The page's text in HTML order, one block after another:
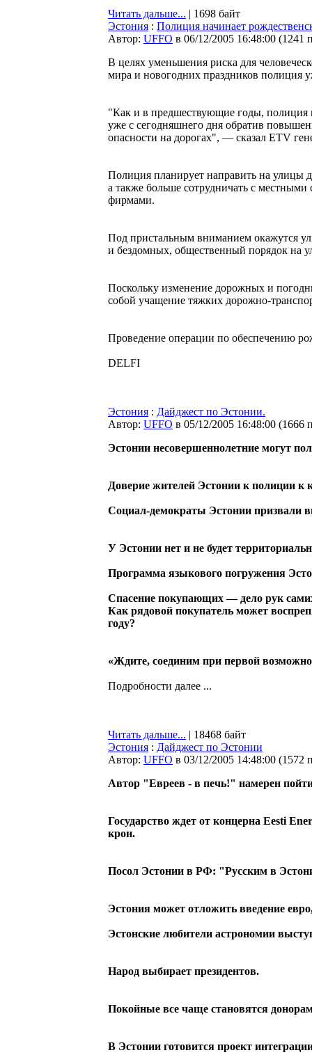
Читать дальше... | 1698 байт
Эстония : Полиция начинает
Автор: UFFO в 06/12/2005 16:48:00 (1241
В целях уменьшения риска для
мира и новогодних праздников полиция
"Как и в предшествующие годы, полиция
уже с сегодняшнего дня обратив
опасности на дорогах", — сказал ETV
Полиция планирует направить на улицы
а также больше сотрудничать с
фирмами.
Под пристальным вниманием окажутся
и бездомных, общественный порядок на
Поскольку изменение дорожных и
собой учащение тяжких дорожно-
Проведение операции по обеспечению
DELFI
Эстония : Дайджест по Эстонии.
Автор: UFFO в 05/12/2005 16:48:00 (1666
Эстонии несовершеннолетние могут
Доверие жителей Эстонии к полиции к
Социал-демократы Эстонии призвали
У Эстонии нет и не будет
Программа языкового погружения
Спасение покупающих — дело рук
Как рядовой покупатель может
году?
«Ждите, соединим при первой
Подробности далее ...
Читать дальше... | 18468 байт
Эстония : Дайджест по Эстонии
Автор: UFFO в 03/12/2005 14:48:00 (1572
Автор "Евреев - в печь!" намерен
Государство ждет от концерна Eesti
крон.
Посол Эстонии в РФ: "Русским в
Эстония может отложить введение
Эстонские любители астрономии
Народ выбирает президентов.
Покойные все чаще становятся
В Эстонии готовится проект